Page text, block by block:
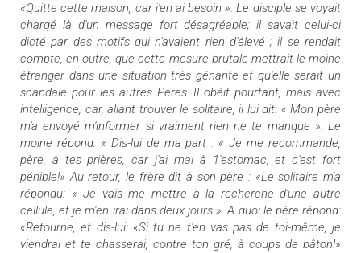
«Quitte cette maison, car j'en ai besoin ». Le disciple se voyait
chargé là d'un message fort désagréable; il savait celui-ci
dicté par des motifs qui n'avaient rien d'élevé ; il se rendait
compte, en outre, que cette mesure brutale mettrait le moine
étranger dans une situation très gênante et qu'elle serait un
scandale pour les autres Pères. Il obéit pourtant, mais avec
intelligence, car, allant trouver le solitaire, il lui dit: « Mon père
m'a envoyé m'informer si vraiment rien ne te manque ». Le
moine répond: « Dis-lui de ma part : « Je me recommande,
père, à tes prières, car j'ai mal à 1'estomac, et c'est fort
pénible!» Au retour, le frère dit à son père : «Le solitaire m'a
répondu: « Je vais me mettre à la recherche d'une autre
cellule, et je m'en irai dans deux jours ». A quoi le père répond:
«Retourne, et dis-lui: «Si tu ne t'en vas pas de toi-même, je
viendrai et te chasserai, contre ton gré, à coups de bâton!»